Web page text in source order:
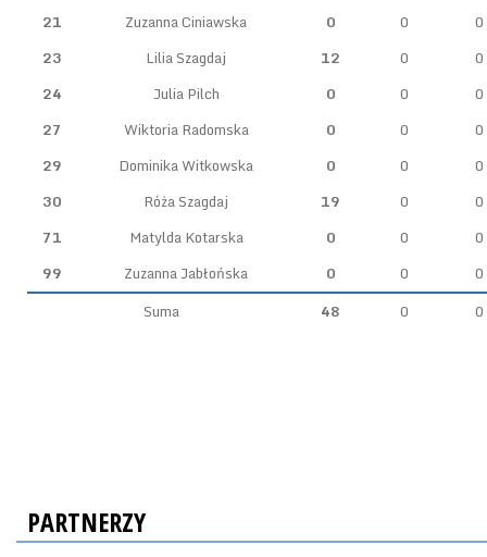
21
Zuzanna Ciniawska 0 0
0
23
Lilia Szagdaj 12 0
0
24
Julia Pilch 0 0
0
27
Wiktoria Radomska 0 0
0
29
Dominika Witkowska 0 0
0
30
Róża Szagdaj 19 0
0
71
Matylda Kotarska 0 0
0
99
Zuzanna Jabłońska 0 0
0
Suma
48 0 0
PARTNERZY